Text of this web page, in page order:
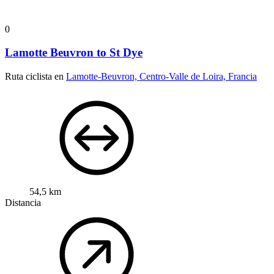
0
Lamotte Beuvron to St Dye
Ruta ciclista en Lamotte-Beuvron, Centro-Valle de Loira, Francia
54,5 km
Distancia